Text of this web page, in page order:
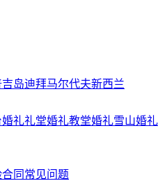
岛迪拜马尔代夫新西兰
婚礼礼堂婚礼教堂婚礼雪山婚礼
同 常见问题